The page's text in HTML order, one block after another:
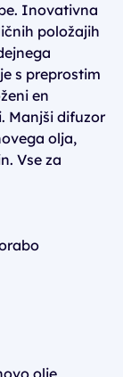
Inovativna
položajih
s preprostim
en
Manjši difuzor
olja,
Vse za
olje,